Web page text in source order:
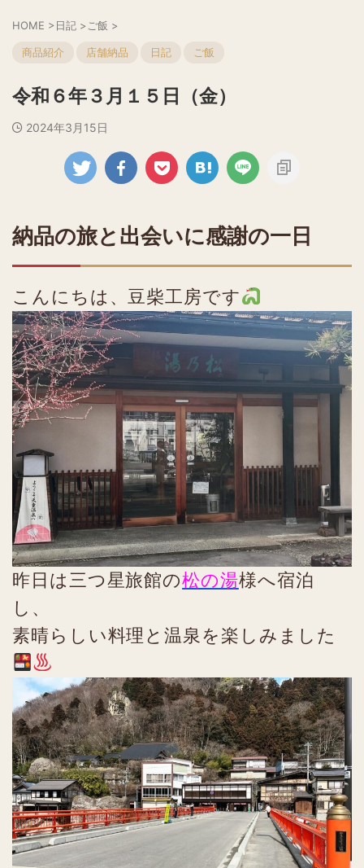
HOME >日記 > ご飯 >
商品紹介 店舗納品 日記 ご飯
令和６年３月１５日（金）
2024年3月15日
納品の旅と出会いに感謝の一日
こんにちは、豆柴工房です
昨日は三つ星旅館の松の湯様へ宿泊
し、
素晴らしい料理と温泉を楽しみました